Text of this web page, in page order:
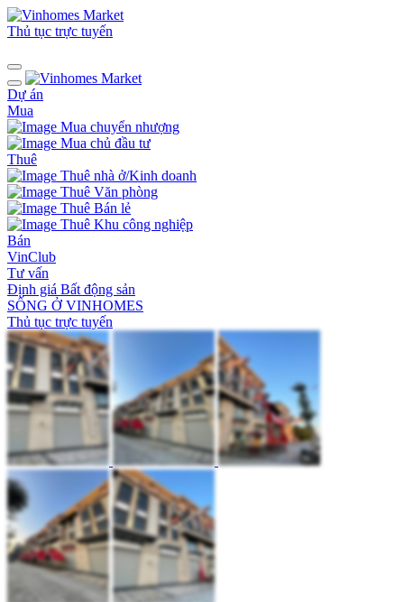
Thủ tục trực tuyến
Dự án
Mua
Mua chuyển nhượng
Mua chủ đầu tư
Thuê
Thuê nhà ở/Kinh doanh
Thuê Văn phòng
Thuê Bán lẻ
Thuê Khu công nghiệp
Bán
VinClub
Tư vấn
Định giá Bất động sản
SỐNG Ở VINHOMES
Thủ tục trực tuyến